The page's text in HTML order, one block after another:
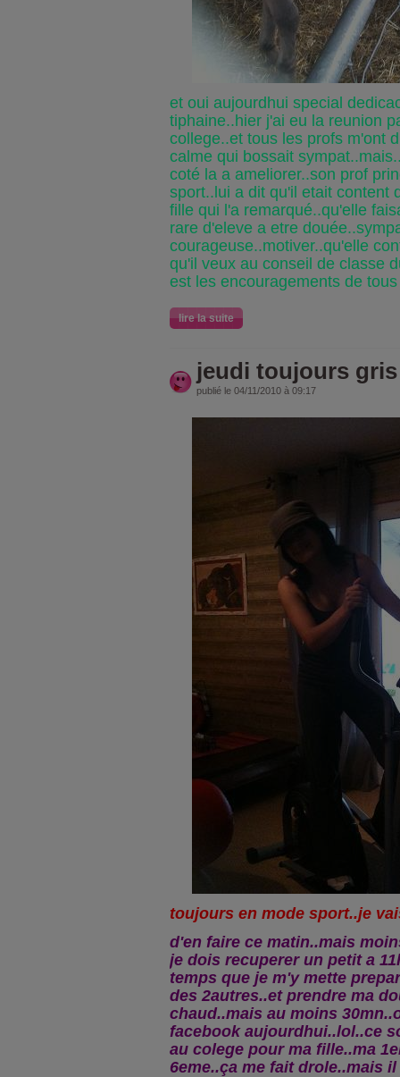
et oui aujourdhui special
tiphaine..hier j'ai eu la reunion
college..et tous les profs m'ont
calme qui bossait
coté la a ameliorer..son prof
sport..lui a dit qu'il etait content
fille qui l'a remarqué..qu'elle
rare d'eleve a etre
courageuse..motiver..qu'elle
qu'il veux au conseil de classe
est les encouragements de tous
lire la suite
jeudi toujours
publié le 04/11/2010 à 09:17
toujours en mode sport..je
d'en faire ce matin..mais
je dois recuperer un petit a
temps que je m'y mette
des 2autres..et prendre ma
chaud..mais au moins
facebook aujourdhui..lol..ce
au colege pour ma fille..ma
6eme..ça me fait drole..mais